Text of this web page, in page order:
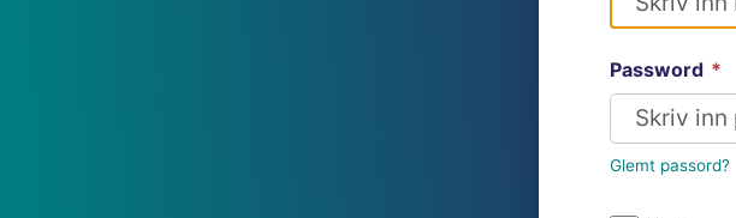
Password *
Glemt passord?